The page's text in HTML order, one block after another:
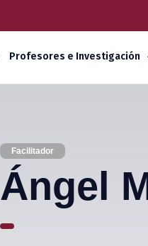
Profesores e Investigación
Facilitador
Ángel